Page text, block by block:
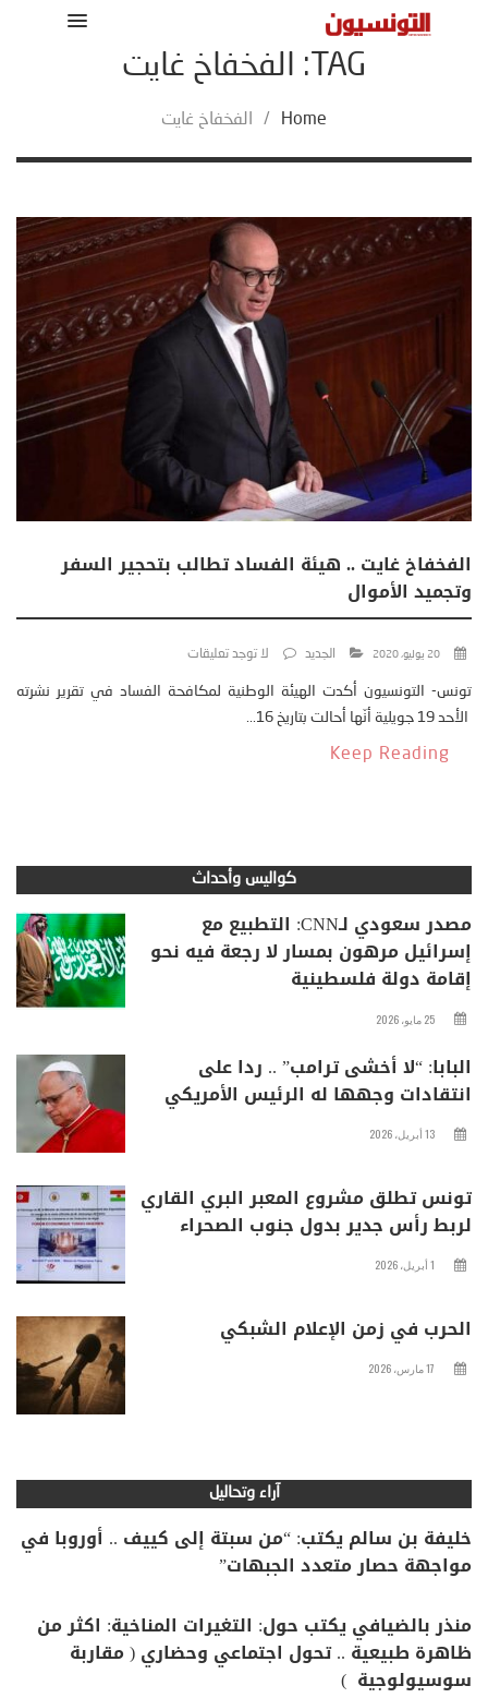
TAG: الفخفاخ غايت
Home
/ الفخفاخ غايت
الفخفاخ غايت .. هيئة الفساد تطالب بتحجير السفر
وتجميد الأموال
20 يوليو، 2020 الجديد لا توجد تعليقات
تونس- التونسيون أكدت الهيئة الوطنية لمكافحة الفساد في تقرير نشرته
الأحد 19 جويلية أنّها أحالت بتاريخ 16...
Keep Reading
كواليس وأحداث
مصدر سعودي لـCNN: التطبيع مع
إسرائيل مرهون بمسار لا رجعة فيه نحو
إقامة دولة فلسطينية
25 مايو، 2026
البابا: “لا أخشى ترامب” .. ردا على
انتقادات وجهها له الرئيس الأمريكي
13 أبريل، 2026
تونس تطلق مشروع المعبر البري القاري
لربط رأس جدير بدول جنوب الصحراء
1 أبريل، 2026
الحرب في زمن الإعلام الشبكي
17 مارس، 2026
آراء وتحاليل
خليفة بن سالم يكتب: “من سبتة إلى كييف .. أوروبا في
مواجهة حصار متعدد الجبهات”
منذر بالضيافي يكتب حول: التغيرات المناخية: اكثر من
ظاهرة طبيعية .. تحول اجتماعي وحضاري ( مقاربة
سوسيولوجية )